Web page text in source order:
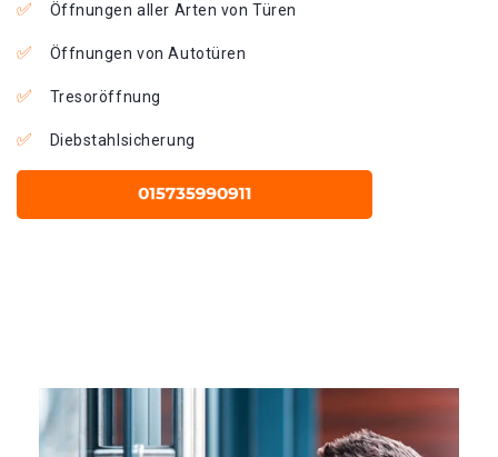
Öffnungen aller Arten von Türen
Öffnungen von Autotüren
Tresoröffnung
Diebstahlsicherung